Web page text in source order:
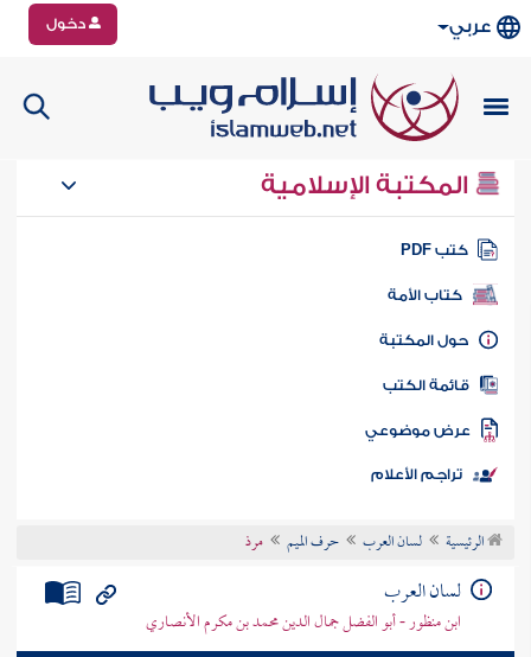
عربي دخول
المكتبة الإسلامية
كتب PDF
كتاب الأمة
المكتبة
الكتب
موضوعي
تراجم الأعلام
الرئيسية لسان العرب حرف الميم مرذ
لسان العرب
ابن منظور - أبو الفضل جمال الدين محمد بن مكرم الأنصاري